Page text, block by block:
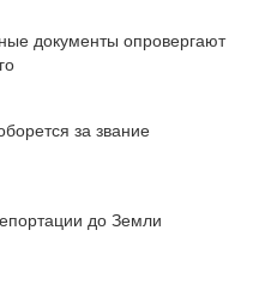
документы опровергают
за звание
до Земли